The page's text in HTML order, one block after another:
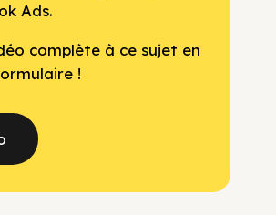
Ads.
complète à ce sujet en
!